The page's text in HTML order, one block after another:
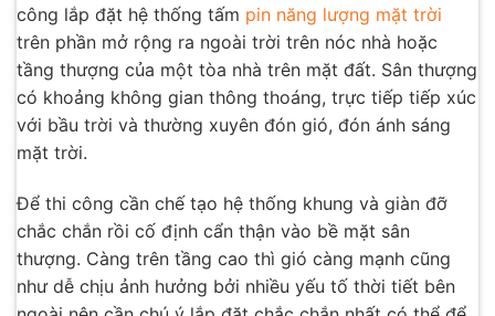
công lắp đặt hệ thống tấm pin năng lượng mặt trời
trên phần mở rộng ra ngoài trời trên nóc nhà hoặc
tầng thượng của một tòa nhà trên mặt đất. Sân thượng
có khoảng không gian thông thoáng, trực tiếp tiếp xúc
với bầu trời và thường xuyên đón gió, đón ánh sáng
mặt trời.
Để thi công cần chế tạo hệ thống khung và giàn đỡ
chắc chắn rồi cố định cẩn thận vào bề mặt sân
thượng. Càng trên tầng cao thì gió càng mạnh cũng
như dễ chịu ảnh hưởng bởi nhiều yếu tố thời tiết bên